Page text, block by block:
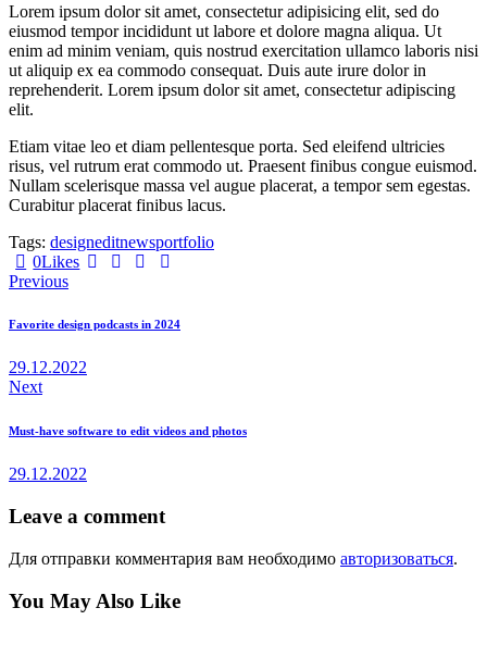
Lorem ipsum dolor sit amet, consectetur adipisicing elit, sed do
eiusmod tempor incididunt ut labore et dolore magna aliqua. Ut
enim ad minim veniam, quis nostrud exercitation ullamco laboris nisi
ut aliquip ex ea commodo consequat. Duis aute irure dolor in
reprehenderit. Lorem ipsum dolor sit amet, consectetur adipiscing
elit.
Etiam vitae leo et diam pellentesque porta. Sed eleifend ultricies
risus, vel rutrum erat commodo ut. Praesent finibus congue euismod.
Nullam scelerisque massa vel augue placerat, a tempor sem egestas.
Curabitur placerat finibus lacus.
Tags: designeditnewsportfolio
0Likes
Навигация
по
Previous
Favorite design podcasts in 2024
29.12.2022
Next
Must-have software to edit videos and photos
29.12.2022
Leave a comment
Для отправки комментария вам необходимо авторизоваться.
You May Also Like